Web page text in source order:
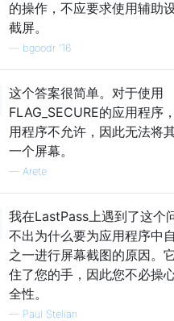
的操作，不应要求使用辅助
截屏。
bgoodr '16
这个答案很简单。对于使用
FLAG_SECURE的应用程序
用程序不允许，因此无法将
一个屏幕。
— Arete
我在LastPass上遇到了这个
不出为什么要为应用程序中
之一进行屏幕截图的原因。
住了您的手，因此您不必操
全性。
— Paul Stelian